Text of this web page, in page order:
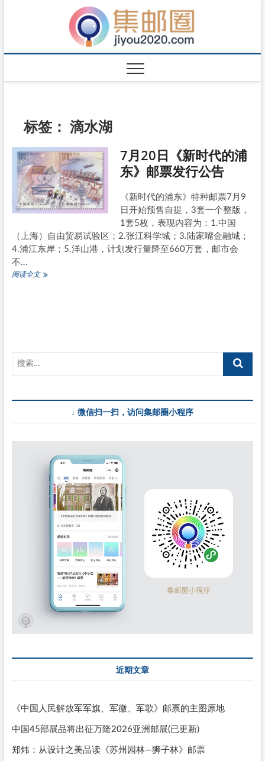
标签： 滴水湖
7月20日《新时代的浦
东》邮票发行公告
《新时代的浦东》特种邮票7月9
日开始预售自提，3套一个整版，
1套5枚，表现内容为：1.中国
（上海）自由贸易试验区；2.张江科学城；3.陆家嘴金融城；
4.浦江东岸；5.洋山港，计划发行量降至660万套，邮市会
不…
阅读全文7
发
公
↓ 微信扫一扫，访问集邮圈小程序
近期文章
《中国人民解放军军旗、军徽、军歌》邮票的主图原地
中国45部展品将出征万隆2026亚洲邮展(已更新)
郑炜：从设计之美品读《苏州园林—狮子林》邮票